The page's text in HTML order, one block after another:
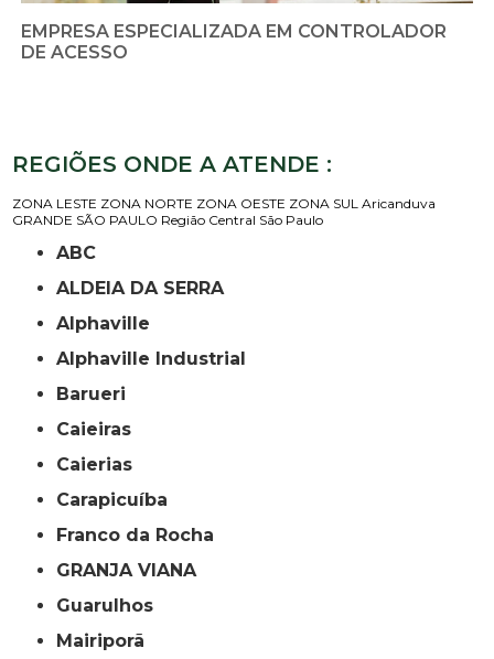
EMPRESA ESPECIALIZADA EM CONTROLADOR
DE ACESSO
REGIÕES ONDE A ATENDE :
ZONA LESTE ZONA NORTE ZONA OESTE ZONA SUL Aricanduva
GRANDE SÃO PAULO Região Central São Paulo
ABC
ALDEIA DA SERRA
Alphaville
Alphaville Industrial
Barueri
Caieiras
Caierias
Carapicuíba
Franco da Rocha
GRANJA VIANA
Guarulhos
Mairiporã